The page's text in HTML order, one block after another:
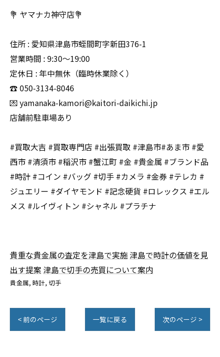
💐 ヤマナカ神守店💐
住所 : 愛知県津島市蛭間町字新田376-1
営業時間 : 9:30〜19:00
定休日 : 年中無休（臨時休業除く）
☎️ 050-3134-8046
💌 yamanaka-kamori@kaitori-daikichi.jp
店舗前駐車場あり
#買取大吉 #買取専門店 #出張買取 #津島市#あま市 #愛
西市 #清須市 #稲沢市 #蟹江町 #金 #貴金属 #ブランド品
#時計 #コイン #バッグ #切手 #カメラ #金券 #テレカ #
ジュエリー #ダイヤモンド #記念硬貨 #ロレックス #エル
メス #ルイヴィトン #シャネル #プラチナ
貴重な貴金属の査定を津島で実施 津島で時計の価値を見
出す提案 津島で切手の売買について案内
貴金属 時計 切手
< 前のページ 一覧に戻る 次のページ >